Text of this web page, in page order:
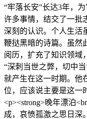
“牢落长安”长达3年，
许多事情，结交了一批
深刻的认识。个人生活
鞭挞黑暗的诗篇。虽然
阅历，扩充了知识领域
“深刺当世之弊，切中
就产生在这一时期。他
位，应该说主要是这一
<p><strong>晚年漂泊
成，哀愤孤激之思日深